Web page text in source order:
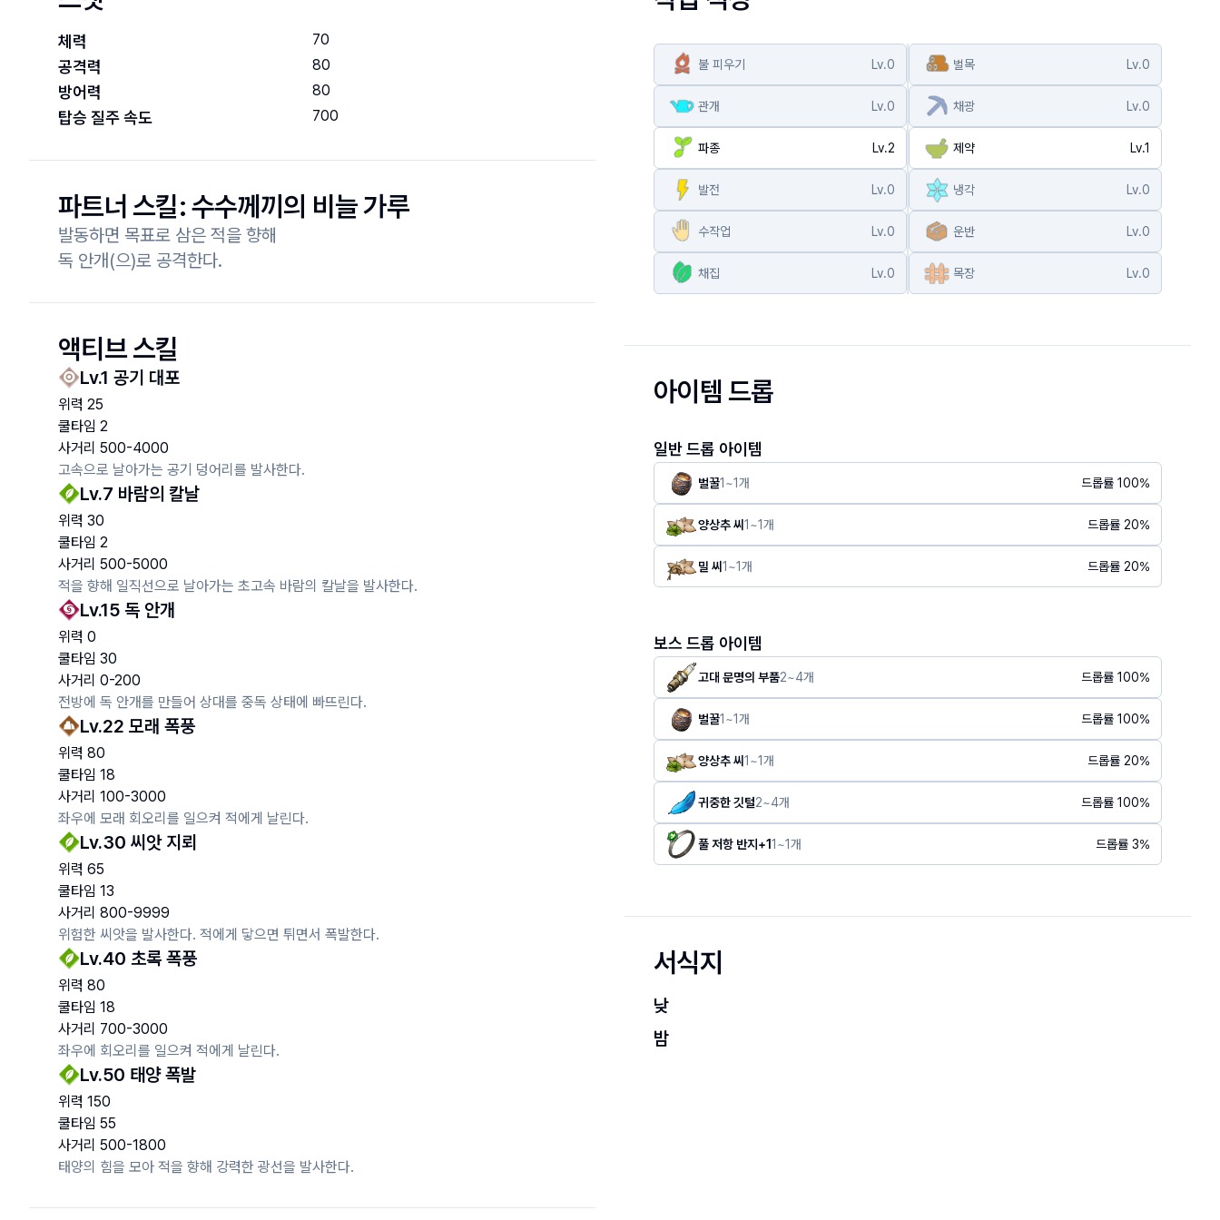
체력 70
공격력 80
방어력 80
탑승 질주 속도 700
파트너 스킬:수수께끼의 비늘 가루
발동하면 목표로 삼은 적을 향해
독 안개(으)로 공격한다.
액티브 스킬
Lv.1 공기 대포
위력 25
쿨타임 2
사거리 500-4000
고속으로 날아가는 공기 덩어리를 발사한다.
Lv.7 바람의 칼날
위력 30
쿨타임 2
사거리 500-5000
적을 향해 일직선으로 날아가는 초고속 바람의 칼날을 발사한다.
Lv.15 독 안개
위력 0
쿨타임 30
사거리 0-200
전방에 독 안개를 만들어 상대를 중독 상태에 빠뜨린다.
Lv.22 모래 폭풍
위력 80
쿨타임 18
사거리 100-3000
좌우에 모래 회오리를 일으켜 적에게 날린다.
Lv.30 씨앗 지뢰
위력 65
쿨타임 13
사거리 800-9999
위험한 씨앗을 발사한다. 적에게 닿으면 튀면서 폭발한다.
Lv.40 초록 폭풍
위력 80
쿨타임 18
사거리 700-3000
좌우에 회오리를 일으켜 적에게 날린다.
Lv.50 태양 폭발
위력 150
쿨타임 55
사거리 500-1800
태양의 힘을 모아 적을 향해 강력한 광선을 발사한다.
불 피우기 Lv.0
관개 Lv.0
파종 Lv.2
발전 Lv.0
수작업 Lv.0
채집 Lv.0
벌목 Lv.0
채광 Lv.0
제약 Lv.1
냉각 Lv.0
운반 Lv.0
목장 Lv.0
아이템 드롭
일반 드롭 아이템
벌꿀1 ~1개 드롭률 100%
양상추 씨1 ~1개 드롭률 20%
밀 씨1 ~1개 드롭률 20%
보스 드롭 아이템
고대 문명의 부품2~4개 드롭률 100%
벌꿀1 ~1개 드롭률 100%
양상추 씨1 ~1개 드롭률 20%
귀중한 깃털2~4개 드롭률 100%
풀 저항 반지+11 ~1개 드롭률 3%
서식지
낮
밤